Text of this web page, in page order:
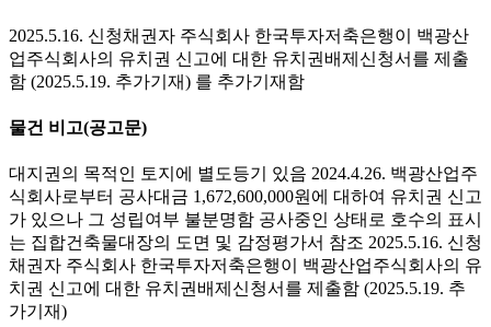
2025.5.16. 신청채권자 주식회사 한국투자저축은행이 백광산
업주식회사의 유치권 신고에 대한 유치권배제신청서를 제출
함 (2025.5.19. 추가기재) 를 추가기재함
물건 비고(공고문)
대지권의 목적인 토지에 별도등기 있음 2024.4.26. 백광산업주
식회사로부터 공사대금 1,672,600,000원에 대하여 유치권 신고
가 있으나 그 성립여부 불분명함 공사중인 상태로 호수의 표시
는 집합건축물대장의 도면 및 감정평가서 참조 2025.5.16. 신청
채권자 주식회사 한국투자저축은행이 백광산업주식회사의 유
치권 신고에 대한 유치권배제신청서를 제출함 (2025.5.19. 추
가기재)